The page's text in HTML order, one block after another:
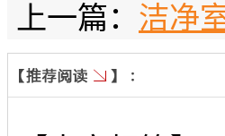
上一篇： 洁净